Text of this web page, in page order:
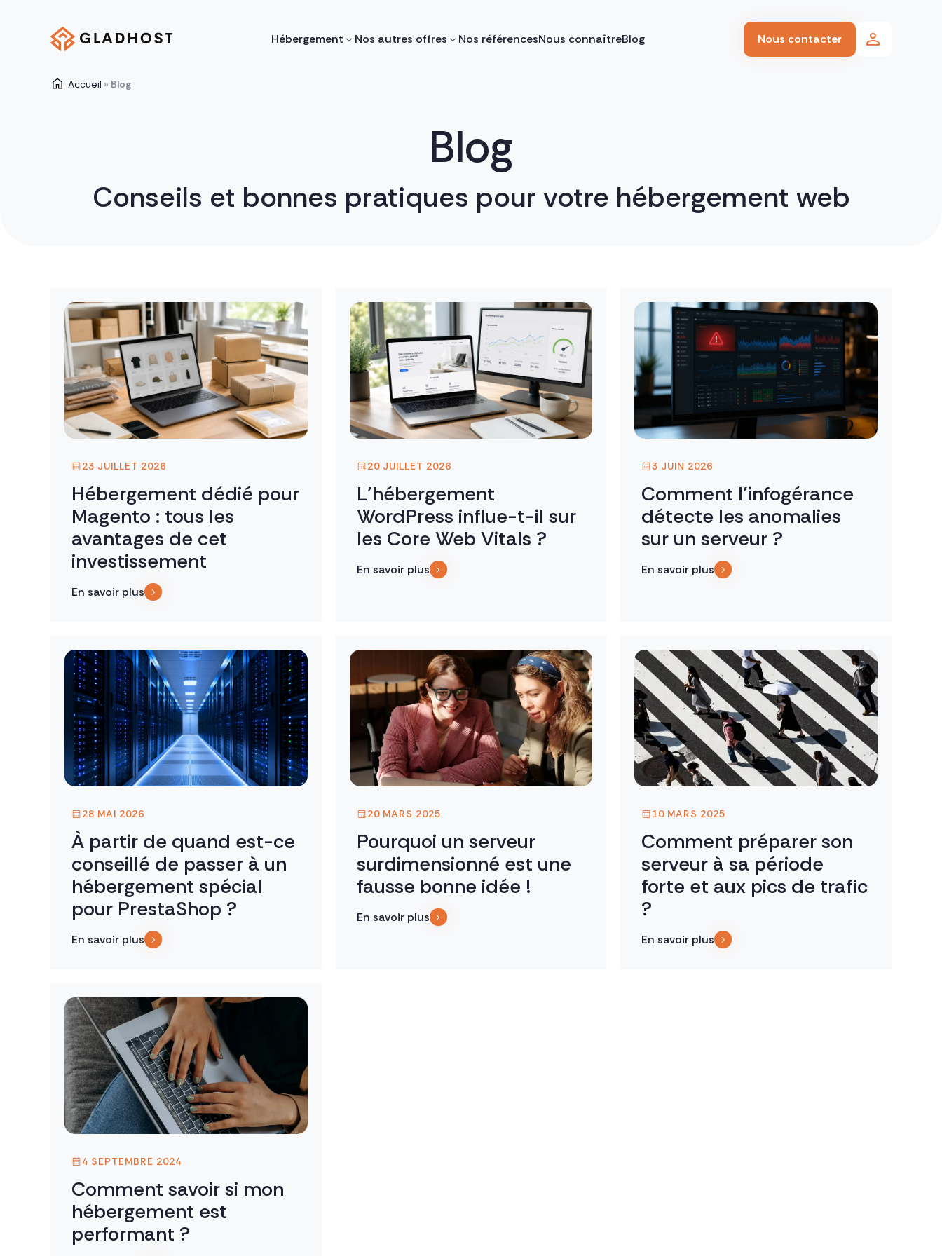
Hébergement Nos autres offres Nos référencesNous connaîtreBlog Nous contacter
Accueil » Blog
Blog
Conseils et bonnes pratiques pour votre hébergement web
23 JUILLET 2026
Hébergement dédié pour
Magento : tous les
avantages de cet
investissement
En savoir plus
20 JUILLET 2026
L’hébergement
WordPress influe-t-il sur
les Core Web Vitals ?
En savoir plus
3 JUIN 2026
Comment l’infogérance
détecte les anomalies
sur un serveur ?
En savoir plus
28 MAI 2026
À partir de quand est-ce
conseillé de passer à un
hébergement spécial
pour PrestaShop ?
En savoir plus
20 MARS 2025
Pourquoi un serveur
surdimensionné est une
fausse bonne idée !
En savoir plus
10 MARS 2025
Comment préparer son
serveur à sa période
forte et aux pics de trafic
?
En savoir plus
4 SEPTEMBRE 2024
Comment savoir si mon
hébergement est
performant ?